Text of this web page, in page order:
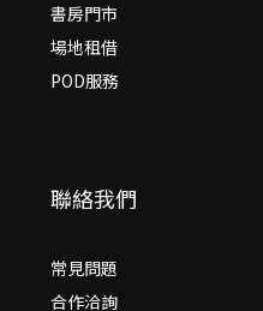
書房門市
場地租借
POD服務
聯絡我們
常見問題
合作洽詢